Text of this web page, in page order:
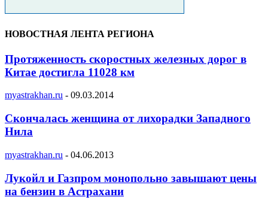
НОВОСТНАЯ ЛЕНТА РЕГИОНА
Протяженность скоростных железных дорог в
Китае достигла 11028 км
myastrakhan.ru - 09.03.2014
Скончалась женщина от лихорадки Западного
Нила
myastrakhan.ru - 04.06.2013
Лукойл и Газпром монопольно завышают цены
на бензин в Астрахани